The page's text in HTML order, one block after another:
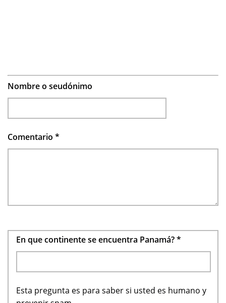
Nombre o seudónimo
Comentario *
En que continente se encuentra Panamá?*
Esta pregunta es para saber si usted es humano y